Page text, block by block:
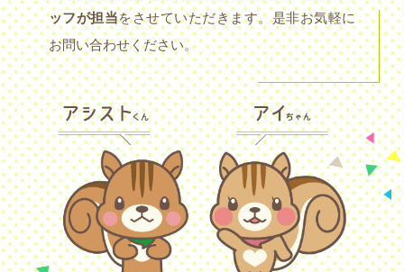
ッフが担当をさせていただきます。是非お気軽に
お問い合わせください。